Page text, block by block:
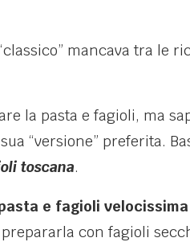
mancava tra le
la pasta e fagioli, ma
“versione” preferita.
toscana.
e fagioli
con fagioli